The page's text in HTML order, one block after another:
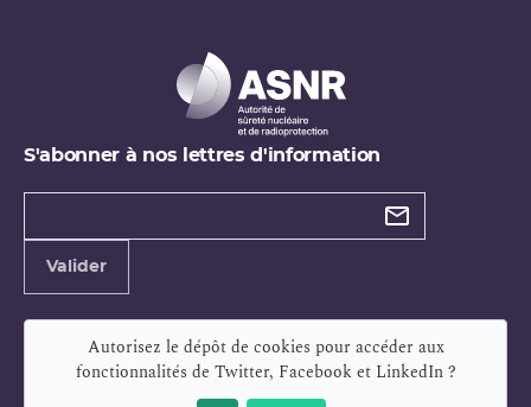
S'abonner à nos lettres d'information
Types de
Valider
Autorisez le dépôt de cookies pour accéder aux
fonctionnalités de Twitter, Facebook et LinkedIn?